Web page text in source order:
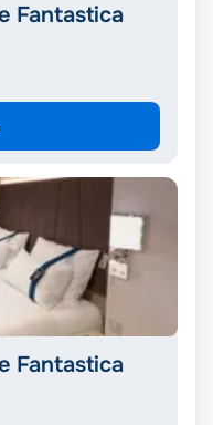
Fantastica
Fantastica